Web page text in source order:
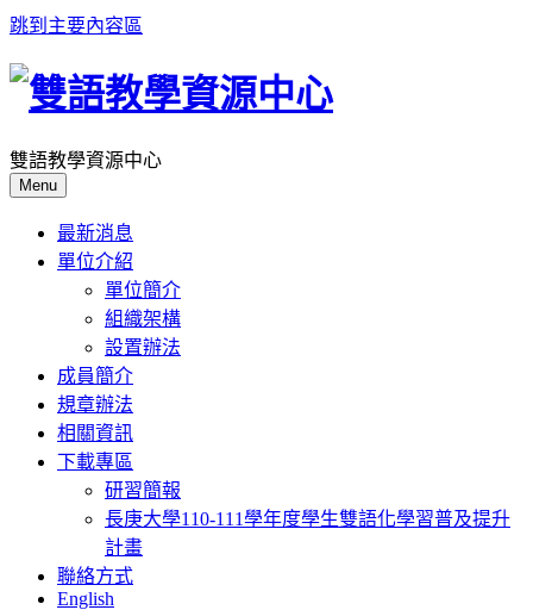
跳到主要內容區
雙語教學資源中心
Menu
最新消息
單位介紹
單位簡介
組織架構
設置辦法
成員簡介
規章辦法
相關資訊
下載專區
研習簡報
長庚大學110-111學年度學生雙語化學習普及提升
計畫
聯絡方式
English